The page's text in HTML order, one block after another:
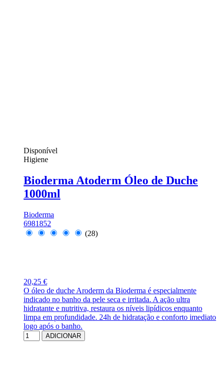
Disponível
Higiene
Bioderma Atoderm Óleo de Duche
1000ml
Bioderma
6981852
(28)
20,25 €
O óleo de duche Aroderm da Bioderma é especialmente
indicado no banho da pele seca e irritada. A ação ultra
hidratante e nutritiva, restaura os níveis lipídicos enquanto
limpa em profundidade. 24h de hidratação e conforto imediato
logo após o banho.
ADICIONAR